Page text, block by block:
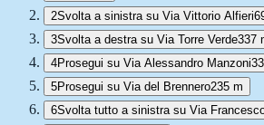
2Svolta a sinistra su Via Vittorio Alfieri
3Svolta a destra su Via Torre Verde337
4Prosegui su Via Alessandro Manzoni
5Prosegui su Via del Brennero235 m
6Svolta tutto a sinistra su Via